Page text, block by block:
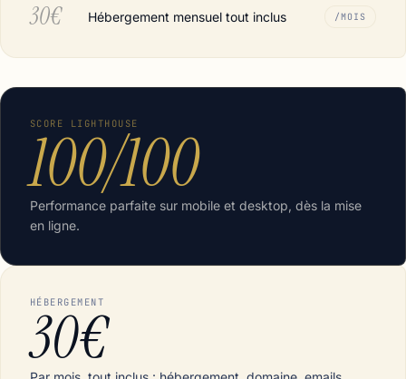
30€ Hébergement mensuel tout inclus /MOIS
SCORE LIGHTHOUSE
100/100
Performance parfaite sur mobile et desktop, dès la mise
en ligne.
HÉBERGEMENT
30€